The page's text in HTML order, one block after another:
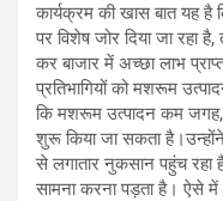
कार्यक्रम की खास बात यह
पर विशेष जोर दिया जा रहा
कर बाजार में अच्छा लाभ
प्रतिभागियों को मशरूम
कि मशरूम उत्पादन कम
शुरू किया जा सकता
से लगातार नुकसान पहुंच
सामना करना पड़ता है। ऐसे